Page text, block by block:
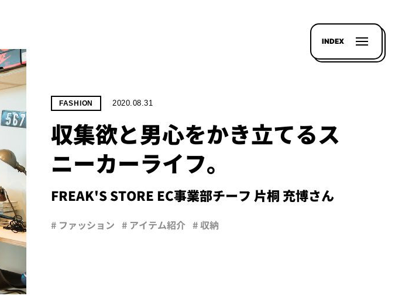
INDEX
FASHION 2020.08.31
収集欲と男心をかき立てるス
ニーカーライフ。
FREAK'S STORE EC事業部チーフ 片桐 充博さん
# ファッション # アイテム紹介 # 収納